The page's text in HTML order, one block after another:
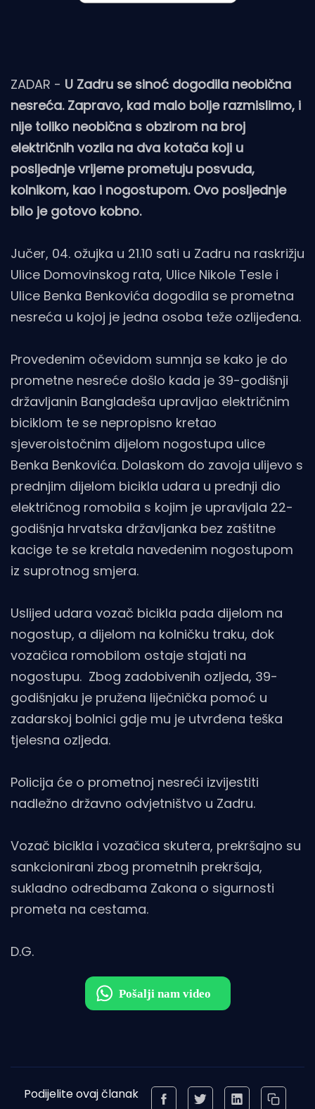
ZADAR - U Zadru se sinoć dogodila neobična
nesreća. Zapravo, kad malo bolje razmislimo, i
nije toliko neobična s obzirom na broj
električnih vozila na dva kotača koji u
posljednje vrijeme prometuju posvuda,
kolnikom, kao i nogostupom. Ovo posljednje
bilo je gotovo kobno.
Jučer, 04. ožujka u 21.10 sati u Zadru na raskrižju
Ulice Domovinskog rata, Ulice Nikole Tesle i
Ulice Benka Benkovića dogodila se prometna
nesreća u kojoj je jedna osoba teže ozlijeđena.
Provedenim očevidom sumnja se kako je do
prometne nesreće došlo kada je 39-godišnji
državljanin Bangladeša upravljao električnim
biciklom te se nepropisno kretao
sjeveroistočnim dijelom nogostupa ulice
Benka Benkovića. Dolaskom do zavoja ulijevo s
prednjim dijelom bicikla udara u prednji dio
električnog romobila s kojim je upravljala 22-
godišnja hrvatska državljanka bez zaštitne
kacige te se kretala navedenim nogostupom
iz suprotnog smjera.
Uslijed udara vozač bicikla pada dijelom na
nogostup, a dijelom na kolničku traku, dok
vozačica romobilom ostaje stajati na
nogostupu. Zbog zadobivenih ozljeda, 39-
godišnjaku je pružena liječnička pomoć u
zadarskoj bolnici gdje mu je utvrđena teška
tjelesna ozljeda.
Policija će o prometnoj nesreći izvijestiti
nadležno državno odvjetništvo u Zadru.
Vozač bicikla i vozačica skutera, prekršajno su
sankcionirani zbog prometnih prekršaja,
sukladno odredbama Zakona o sigurnosti
prometa na cestama.
D.G.
Podijelite ovaj članak